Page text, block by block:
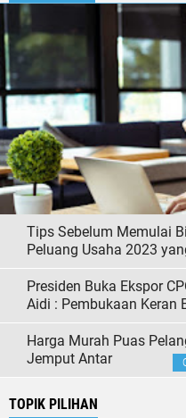
Tips Sebelum Memulai
Peluang Usaha 2023
Presiden Buka Ekspor
Aidi : Pembukaan Keran
Harga Murah Puas
Jemput Antar
TOPIK PILIHAN